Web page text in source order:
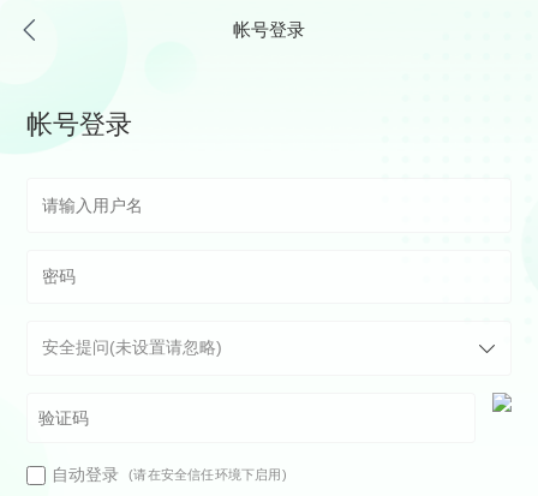
帐号登录
帐号登录
自动登录 (请在安全信任环境下启用)